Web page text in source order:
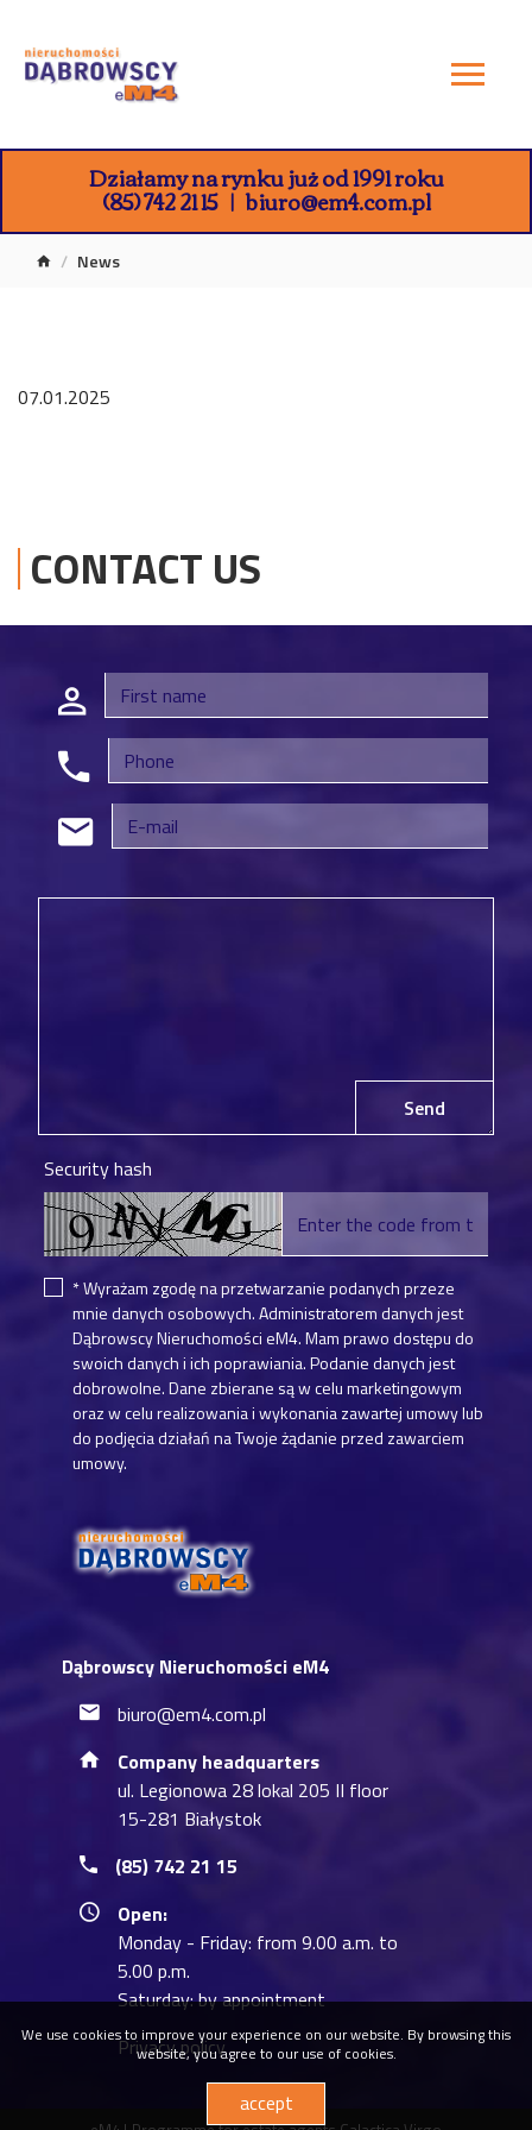
Działamy na rynku już od 1991 roku
(85) 742 21 15 biuro@em4.com.pl
News
07.01.2025
CONTACT US
Dąbrowscy Nieruchomości eM4
biuro@em4.com.pl
Company headquarters
ul. Legionowa 28 lokal 205 II floor
15-281 Białystok
(85) 742 21 15
Open:
Monday - Friday: from 9.00 a.m. to
5.00 p.m.
Saturday: by appointment
Privacy policy
Send
Security hash
* Wyrażam zgodę na przetwarzanie podanych przeze
mnie danych osobowych. Administratorem danych jest
Dąbrowscy Nieruchomości eM4. Mam prawo dostępu do
swoich danych i ich poprawiania. Podanie danych jest
dobrowolne. Dane zbierane są w celu marketingowym
oraz w celu realizowania i wykonania zawartej umowy lub
do podjęcia działań na Twoje żądanie przed zawarciem
umowy.
We use cookies to improve your experience on our website. By browsing this
website, you agree to our use of cookies.
accept